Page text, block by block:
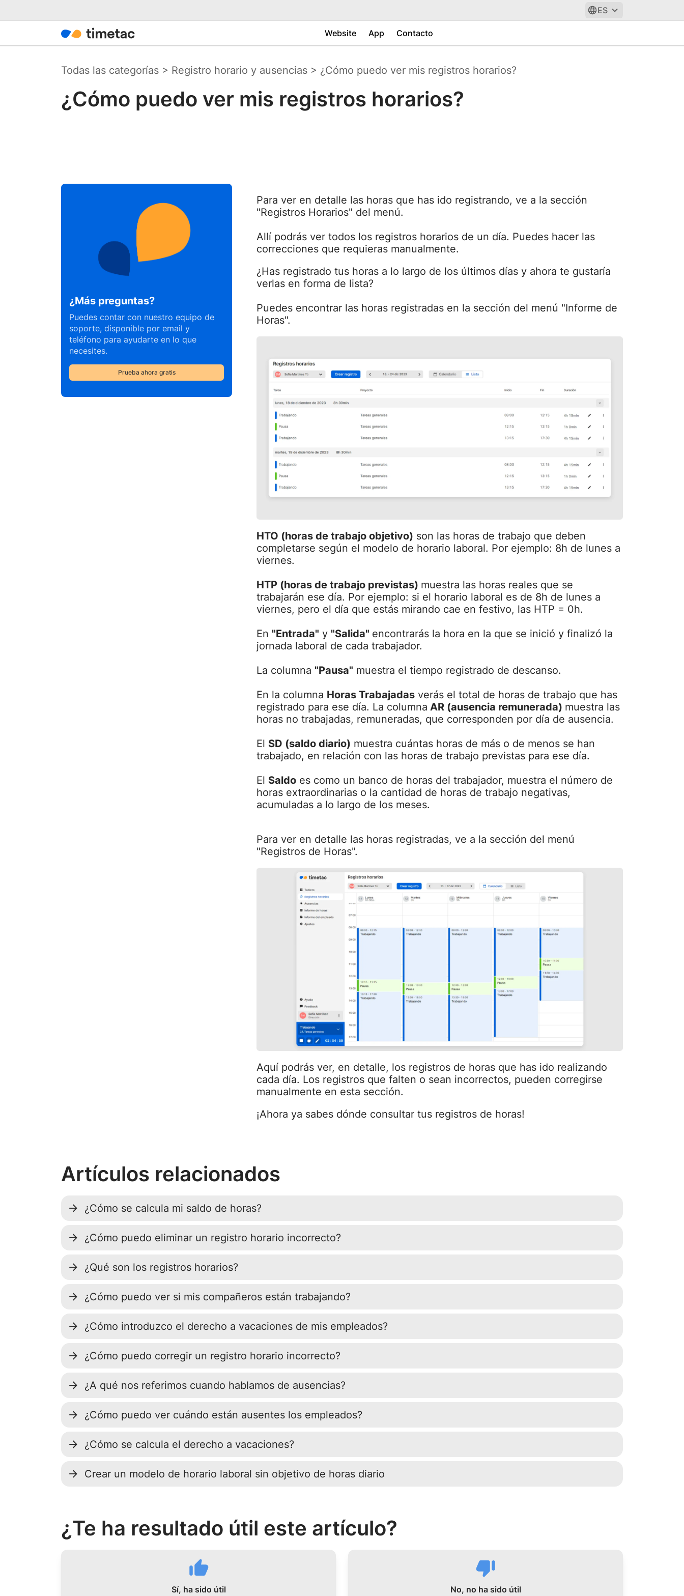
ES
Website App Contacto
Todas las categorías > Registro horario y ausencias > ¿Cómo puedo ver mis registros horarios?
¿Cómo puedo ver mis registros horarios?
¿Más preguntas?
Puedes contar con nuestro equipo de
soporte, disponible por email y
teléfono para ayudarte en lo que
necesites.
Prueba ahora gratis
Para ver en detalle las horas que has ido registrando, ve a la sección
"Registros Horarios" del menú.
Allí podrás ver todos los registros horarios de un día. Puedes hacer las
correcciones que requieras manualmente.
¿Has registrado tus horas a lo largo de los últimos días y ahora te gustaría
verlas en forma de lista?
Puedes encontrar las horas registradas en la sección del menú "Informe de
Horas".
HTO (horas de trabajo objetivo) son las horas de trabajo que deben
completarse según el modelo de horario laboral. Por ejemplo: 8h de lunes a
viernes.
HTP (horas de trabajo previstas) muestra las horas reales que se
trabajarán ese día. Por ejemplo: si el horario laboral es de 8h de lunes a
viernes, pero el día que estás mirando cae en festivo, las HTP = 0h.
En "Entrada" y "Salida" encontrarás la hora en la que se inició y finalizó la
jornada laboral de cada trabajador.
La columna "Pausa" muestra el tiempo registrado de descanso.
En la columna Horas Trabajadas verás el total de horas de trabajo que has
registrado para ese día. La columna AR (ausencia remunerada) muestra las
horas no trabajadas, remuneradas, que corresponden por día de ausencia.
El SD (saldo diario) muestra cuántas horas de más o de menos se han
trabajado, en relación con las horas de trabajo previstas para ese día.
El Saldo es como un banco de horas del trabajador, muestra el número de
horas extraordinarias o la cantidad de horas de trabajo negativas,
acumuladas a lo largo de los meses.
Para ver en detalle las horas registradas, ve a la sección del menú
"Registros de Horas".
Aquí podrás ver, en detalle, los registros de horas que has ido realizando
cada día. Los registros que falten o sean incorrectos, pueden corregirse
manualmente en esta sección.
¡Ahora ya sabes dónde consultar tus registros de horas!
Artículos relacionados
¿Cómo se calcula mi saldo de horas?
¿Cómo puedo eliminar un registro horario incorrecto?
¿Qué son los registros horarios?
¿Cómo puedo ver si mis compañeros están trabajando?
¿Cómo introduzco el derecho a vacaciones de mis empleados?
¿Cómo puedo corregir un registro horario incorrecto?
¿A qué nos referimos cuando hablamos de ausencias?
¿Cómo puedo ver cuándo están ausentes los empleados?
¿Cómo se calcula el derecho a vacaciones?
Crear un modelo de horario laboral sin objetivo de horas diario
¿Te ha resultado útil este artículo?
Sí, ha sido útil No, no ha sido útil